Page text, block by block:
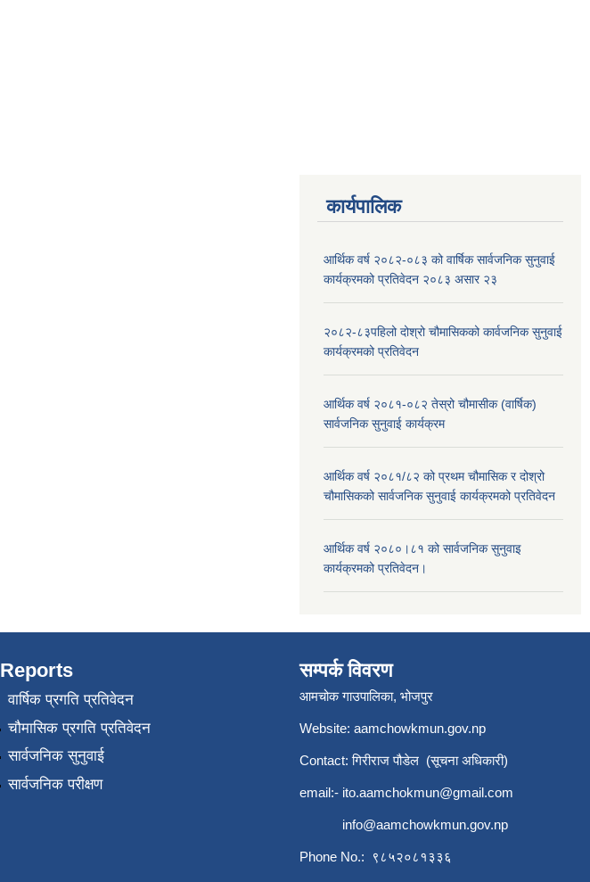
कार्यपालिक
आर्थिक वर्ष २०८२-०८३ को वार्षिक सार्वजनिक सुनुवाई
कार्यक्रमको प्रतिवेदन २०८३ असार २३
२०८२-८३पहिलो दोश्रो चौमासिकको कार्वजनिक सुनुवाई
कार्यक्रमको प्रतिवेदन
आर्थिक वर्ष २०८१-०८२ तेस्रो चौमासीक (वार्षिक)
सार्वजनिक सुनुवाई कार्यक्रम
आर्थिक वर्ष २०८१/८२ को प्रथम चौमासिक र दोश्रो
चौमासिकको सार्वजनिक सुनुवाई कार्यक्रमको प्रतिवेदन
आर्थिक वर्ष २०८०।८१ को सार्वजनिक सुनुवाइ
कार्यक्रमको प्रतिवेदन।
Reports
वार्षिक प्रगति प्रतिवेदन
चौमासिक प्रगति प्रतिवेदन
सार्वजनिक सुनुवाई
सार्वजनिक परीक्षण
सम्पर्क विवरण
आमचोक गाउपालिका, भोजपुर
Website: aamchowkmun.gov.np
Contact: गिरीराज पौडेल (सूचना अधिकारी)
email:- ito.aamchokmun@gmail.com
info@aamchowkmun.gov.np
Phone No.: ९८५२०८१३३६